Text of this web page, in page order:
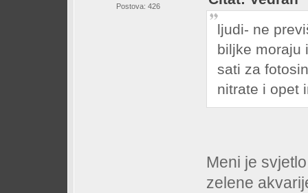
Postova: 426
ljudi- ne
biljke moraju
sati za
nitrate i opet
Meni je
zelene